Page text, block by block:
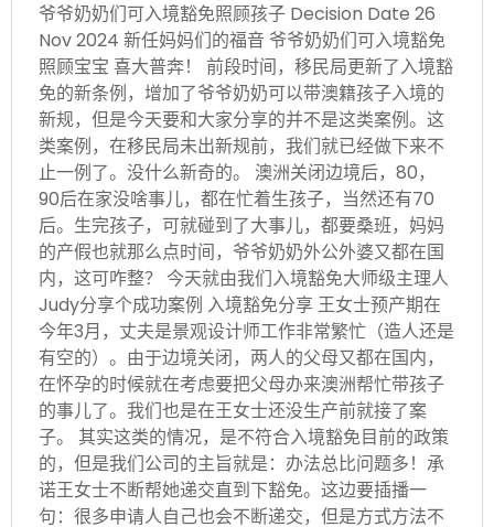
爷爷奶奶们可入境豁免照顾孩子 Decision Date 26
Nov 2024 新任妈妈们的福音 爷爷奶奶们可入境豁免
照顾宝宝 喜大普奔！ 前段时间，移民局更新了入境豁
免的新条例，增加了爷爷奶奶可以带澳籍孩子入境的
新规，但是今天要和大家分享的并不是这类案例。这
类案例，在移民局未出新规前，我们就已经做下来不
止一例了。没什么新奇的。 澳洲关闭边境后，80，
90后在家没啥事儿，都在忙着生孩子，当然还有70
后。生完孩子，可就碰到了大事儿，都要桑班，妈妈
的产假也就那么点时间，爷爷奶奶外公外婆又都在国
内，这可咋整？ 今天就由我们入境豁免大师级主理人
Judy分享个成功案例 入境豁免分享 王女士预产期在
今年3月，丈夫是景观设计师工作非常繁忙（造人还是
有空的）。由于边境关闭，两人的父母又都在国内，
在怀孕的时候就在考虑要把父母办来澳洲帮忙带孩子
的事儿了。我们也是在王女士还没生产前就接了案
子。 其实这类的情况，是不符合入境豁免目前的政策
的，但是我们公司的主旨就是：办法总比问题多！承
诺王女士不断帮她递交直到下豁免。这边要插播一
句：很多申请人自己也会不断递交，但是方式方法不